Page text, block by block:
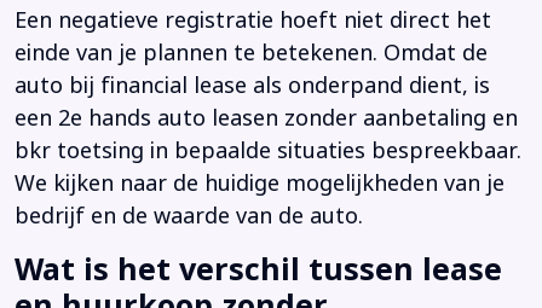
Een negatieve registratie hoeft niet direct het
einde van je plannen te betekenen. Omdat de
auto bij financial lease als onderpand dient, is
een 2e hands auto leasen zonder aanbetaling en
bkr toetsing in bepaalde situaties bespreekbaar.
We kijken naar de huidige mogelijkheden van je
bedrijf en de waarde van de auto.
Wat is het verschil tussen lease